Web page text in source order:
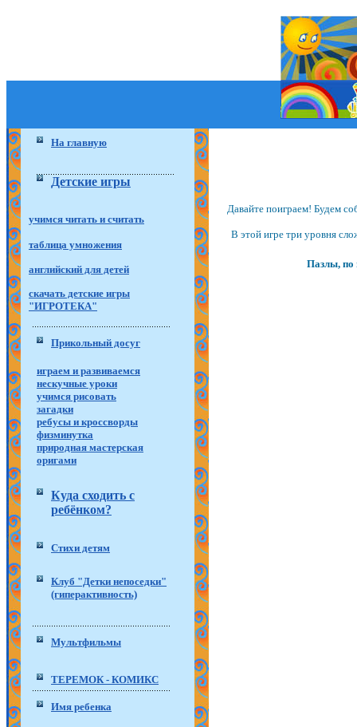
На главную
Детские игры
учимся читать и считать
таблица умножения
английский для детей
скачать детские игры
"ИГРОТЕКА"
Прикольный досуг
играем и развиваемся
нескучные уроки
учимся рисовать
загадки
ребусы и кроссворды
физминутка
природная мастерская
оригами
Куда сходить с
ребёнком?
Стихи детям
Клуб "Детки непоседки"
(гиперактивность)
Мультфильмы
ТЕРЕМОК - КОМИКС
Имя ребенка
Давайте поиграем! Будем
В этой игре три уровня
Пазлы, по